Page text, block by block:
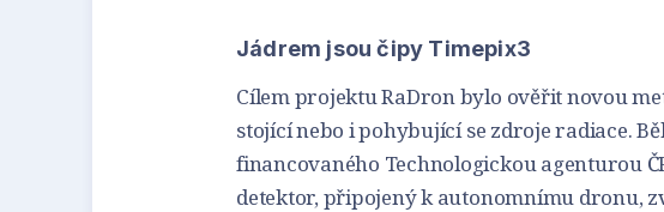
Jádrem jsou čipy Timepix3
Cílem projektu RaDron bylo ověřit novou
stojící nebo i pohybující se zdroje radiace.
financovaného Technologickou agenturou
detektor, připojený k autonomnímu dronu,